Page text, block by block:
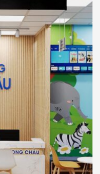
Đông, Tp
THIẾT KẾ